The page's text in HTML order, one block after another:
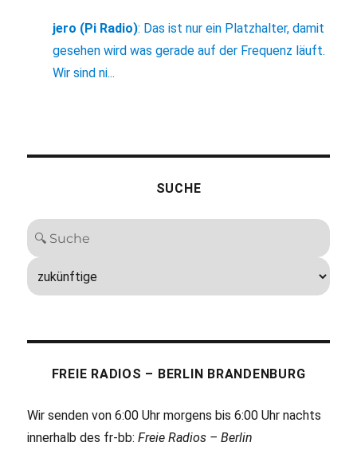
jero (Pi Radio): Das ist nur ein Platzhalter, damit
gesehen wird was gerade auf der Frequenz läuft.
Wir sind ni...
SUCHE
FREIE RADIOS – BERLIN BRANDENBURG
Wir senden von 6:00 Uhr morgens bis 6:00 Uhr nachts
innerhalb des fr-bb:Freie Radios – Berlin